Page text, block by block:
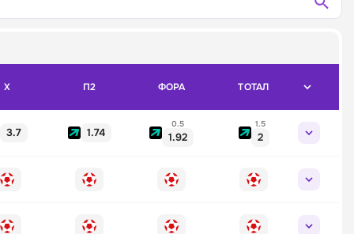
X П2 ФОРА ТОТАЛ
3.7 1.74
0.5
1.92
1.5
2